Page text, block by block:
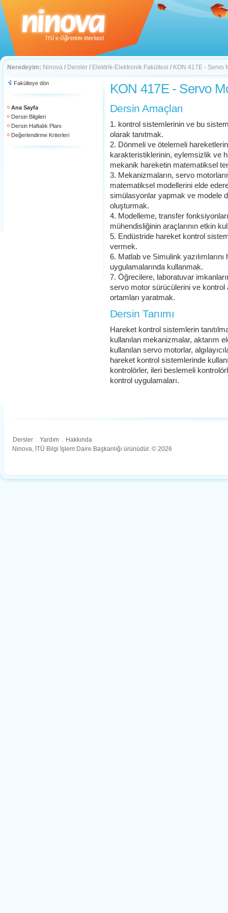
Neredeyim: Ninova / Dersler / Elektrik-Elektronik Fakültesi / KON 417E - Servo
Fakülteye dön
Ana Sayfa
Dersin Bilgileri
Dersin Haftalık Planı
Değerlendirme Kriterleri
KON 417E - Servo
Dersin Amaçları
1. kontrol sistemlerinin ve bu
olarak tanıtmak.
2. Dönmeli ve ötelemeli
karakteristiklerinin, eylemsizlik ve
mekanik hareketin matematiksel
3. Mekanizmaların, servo
matematiksel modellerini elde
simülasyonlar yapmak ve modele
oluşturmak.
4. Modelleme, transfer
mühendisliğinin araçlarının etkin
5. Endüstride hareket kontrol
vermek.
6. Matlab ve Simulink
uygulamalarında kullanmak.
7. Öğrecilere, laboratuvar
servo motor sürücülerini ve kontrol
ortamları yaratmak.
Dersin Tanımı
Hareket kontrol sistemlerin
kullanılan mekanizmalar, aktarım
kullanılan servo motorlar,
hareket kontrol sistemlerinde
kontrolörler, ileri beslemeli
kontrol uygulamaları.
Dersler . Yardım . Hakkında
Ninova, İTÜ Bilgi İşlem Daire Başkanlığı ürünüdür. © 2026